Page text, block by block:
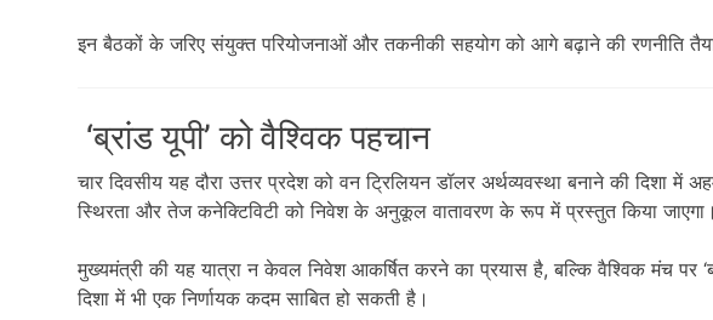
इन बैठकों के जरिए संयुक्त परियोजनाओं और तकनीकी सहयोग को आगे बढ़ाने की रणनीति
‘ब्रांड यूपी’ को वैश्विक पहचान
चार दिवसीय यह दौरा उत्तर प्रदेश को वन ट्रिलियन डॉलर अर्थव्यवस्था बनाने की दिशा में
स्थिरता और तेज कनेक्टिविटी को निवेश के अनुकूल वातावरण के रूप में प्रस्तुत किया जाएगा।
मुख्यमंत्री की यह यात्रा न केवल निवेश आकर्षित करने का प्रयास है, बल्कि वैश्विक मंच पर
दिशा में भी एक निर्णायक कदम साबित हो सकती है।